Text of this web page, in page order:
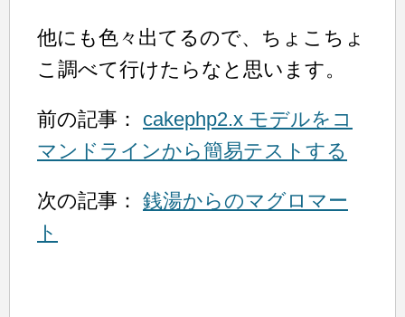
他にも色々出てるので、ちょこちょ
こ調べて行けたらなと思います。
前の記事： cakephp2.x モデルをコ
マンドラインから簡易テストする
次の記事： 銭湯からのマグロマー
ト